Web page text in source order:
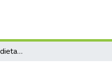
Determinación de una dieta artificial para crianza masiva de Galleria mellonella L.